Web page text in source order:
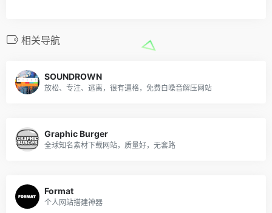
相关导航
SOUNDROWN
放松、专注、逃离，很有逼格，免费白噪音解压网站
Graphic Burger
全球知名素材下载网站，质量好，无套路
Format
个人网站搭建神器